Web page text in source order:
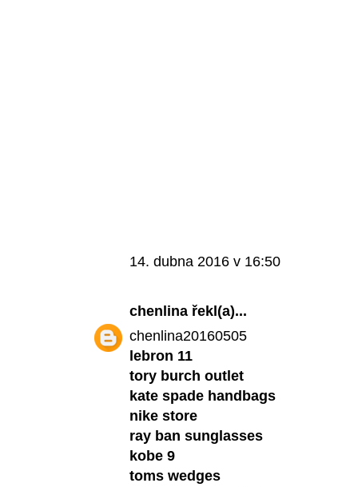
14. dubna 2016 v 16:50
chenlina řekl(a)...
chenlina20160505
lebron 11
tory burch outlet
kate spade handbags
nike store
ray ban sunglasses
kobe 9
toms wedges